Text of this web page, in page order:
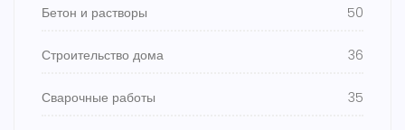
Бетон и растворы 50
Строительство дома 36
Сварочные работы 35